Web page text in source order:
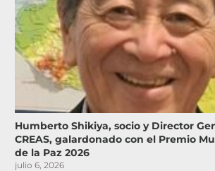
Humberto Shikiya, socio y Director
CREAS, galardonado con el Premio
de la Paz 2026
julio 6, 2026